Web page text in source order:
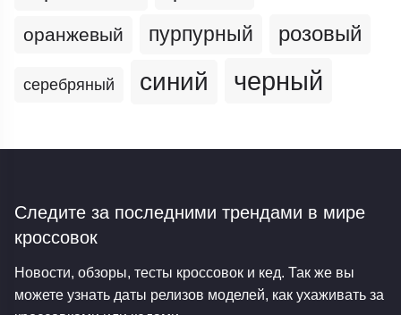
оранжевый пурпурный розовый
серебряный синий черный
Следите за последними трендами в мире
кроссовок
Новости, обзоры, тесты кроссовок и кед. Так же вы
можете узнать даты релизов моделей, как ухаживать за